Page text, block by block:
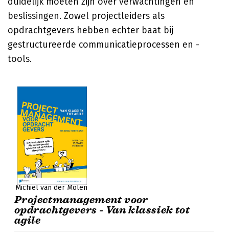
beslissingen. Zowel projectleiders als
opdrachtgevers hebben echter baat bij
gestructureerde communicatieprocessen en -
tools.
Michiel van der Molen
Projectmanagement voor
opdrachtgevers - Van klassiek tot
agile